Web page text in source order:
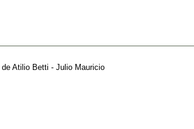
de Atilio Betti - Julio Mauricio